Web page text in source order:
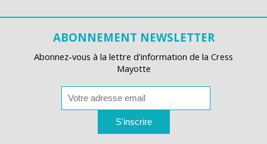
ABONNEMENT NEWSLETTER
Abonnez-vous à la lettre d'information de la Cress
Mayotte
S'inscrire